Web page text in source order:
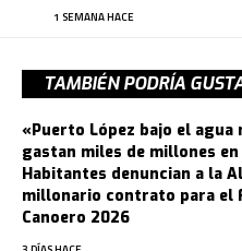
1 SEMANA HACE
TAMBIÉN PODRÍA
«Puerto López bajo el agua
gastan miles de millones
Habitantes denuncian a la
millonario contrato para el
Canoero 2026